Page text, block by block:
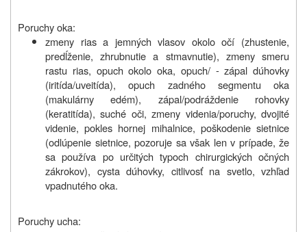
Poruchy oka:
zmeny rias a jemných vlasov okolo očí (zhustenie,
predĺženie, zhrubnutie a stmavnutie), zmeny smeru
rastu rias, opuch okolo oka, opuch/ - zápal dúhovky
(iritída/uveitída), opuch zadného segmentu oka
(makulárny edém), zápal/podráždenie rohovky
(keratitída), suché oči, zmeny videnia/poruchy, dvojité
videnie, pokles hornej mihalnice, poškodenie sietnice
(odlúpenie sietnice, pozoruje sa však len v prípade, že
sa používa po určitých typoch chirurgických očných
zákrokov), cysta dúhovky, citlivosť na svetlo, vzhľad
vpadnutého oka.
Poruchy ucha: